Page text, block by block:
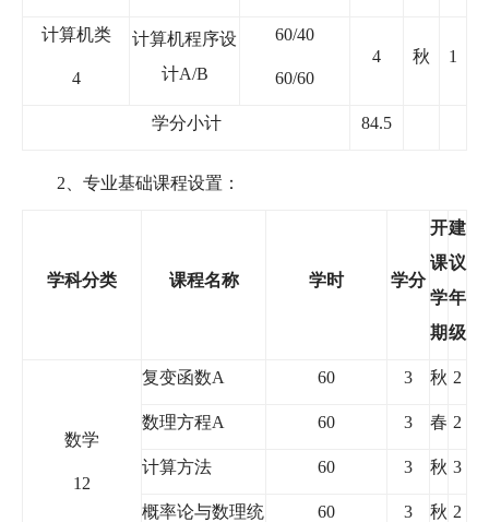
计算机类
4
计算机程序设
计A/B
60/40
60/60
4 秋 1
学分小计 84.5
2 、专业基础课程设置：
学科分类 课程名称 学时 学分
开
课
学
期
建
议
年
级
数学
12
复变函数A 60 3 秋 2
数理方程A 60 3 春 2
计算方法 60 3 秋 3
概率论与数理统
60 3 秋 2